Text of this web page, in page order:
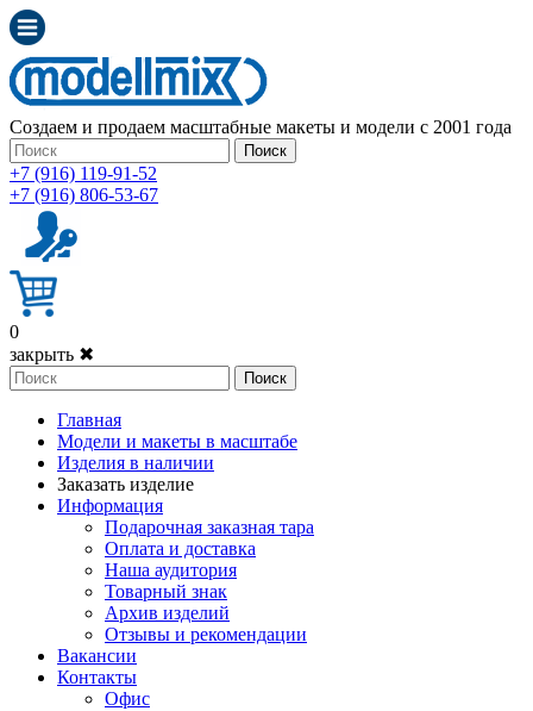
Создаем и продаем масштабные макеты и модели с 2001 года
Поиск
+7 (916) 119-91-52
+7 (916) 806-53-67
0
закрыть ✖
Поиск
Главная
Модели и макеты в масштабе
Изделия в наличии
Заказать изделие
Информация
Подарочная заказная тара
Оплата и доставка
Наша аудитория
Товарный знак
Архив изделий
Отзывы и рекомендации
Вакансии
Контакты
Офис